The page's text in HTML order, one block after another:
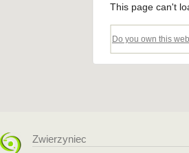
This page can't
Do you own this
Zwierzyniec